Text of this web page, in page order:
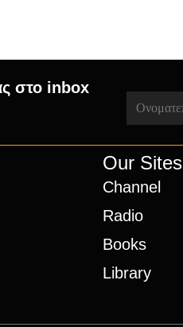
στο inbox
Our Sites
Channel
Radio
Books
Library